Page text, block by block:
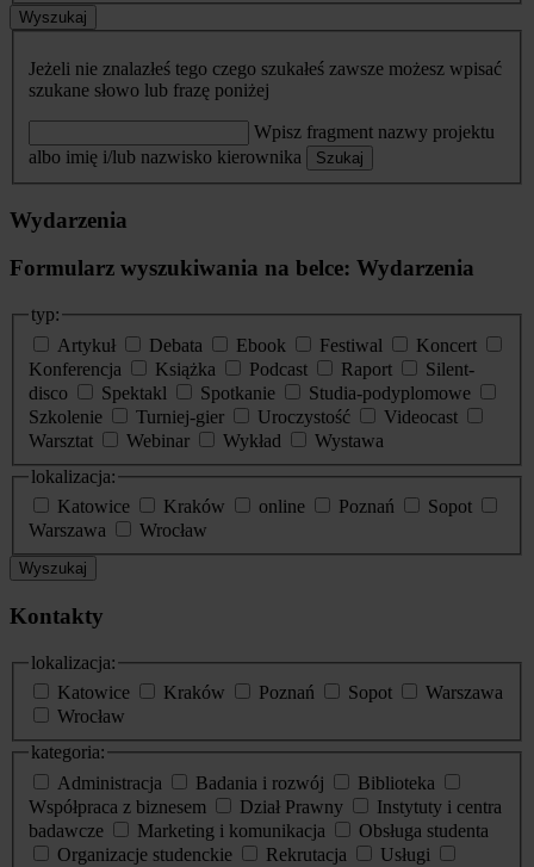
Wyszukaj
Jeżeli nie znalazłeś tego czego szukałeś zawsze możesz wpisać
szukane słowo lub frazę poniżej
Wpisz fragment nazwy projektu
albo imię i/lub nazwisko kierownika
Szukaj
Wydarzenia
Formularz wyszukiwania na belce: Wydarzenia
typ:
Artykuł
Debata Ebook Festiwal
Koncert
Konferencja
Książka Podcast Raport
Silent-
disco
Spektakl Spotkanie
Studia-podyplomowe
Szkolenie
Turniej-gier Uroczystość
Videocast
Warsztat
Webinar Wykład
Wystawa
lokalizacja:
Katowice
Kraków online Poznań
Sopot
Warszawa
Wrocław
Wyszukaj
Kontakty
lokalizacja:
Katowice
Kraków Poznań Sopot
Warszawa
Wrocław
kategoria:
Administracja
Badania i rozwój
Biblioteka
Współpraca z biznesem
Dział Prawny
Instytuty i centra
badawcze
Marketing i komunikacja
Obsługa studenta
Organizacje studenckie
Rekrutacja
Usługi